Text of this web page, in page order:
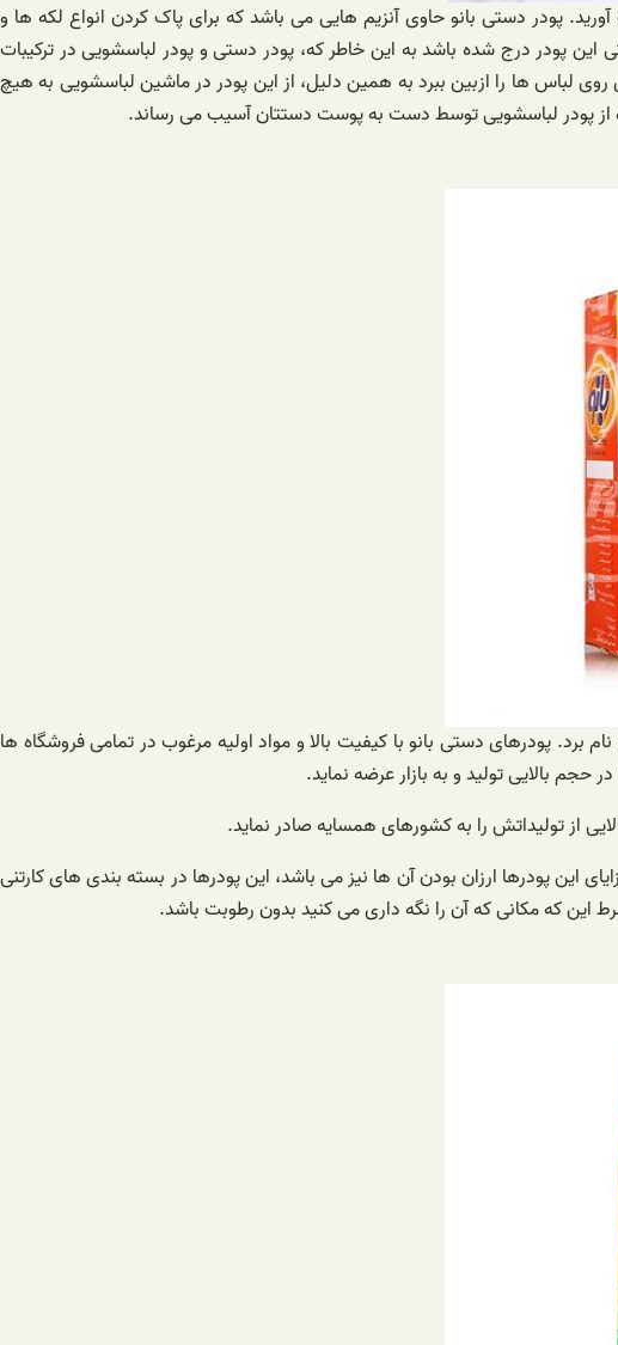
پودر دستی بانو حاوی آنزیم هایی می باشد که برای پاک کردن انواع لکه ها و
پودر درج شده باشد به این خاطر که، پودر دستی و پودر لباسشویی در ترکیبات
زمان می برد تا پودر در آب حل گردد و لکه های روی لباس ها را ازبین ببرد به همین دلیل، از این پودر در ماشین لباسشویی به هیچ
از پودر لباسشویی توسط دست به پوست دستتان آسیب می رساند.
پودرهای دستی بانو با کیفیت بالا و مواد اولیه مرغوب در تمامی فروشگاه ها
بالایی تولید و به بازار عرضه نماید.
از تولیداتش را به کشورهای همسایه صادر نماید.
این پودرها ارزان بودن آن ها نیز می باشد، این پودرها در بسته بندی های کارتنی
این که مکانی که آن را نگه داری می کنید بدون رطوبت باشد.